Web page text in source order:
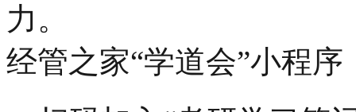
力。
经管之家“学道会”小程序